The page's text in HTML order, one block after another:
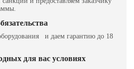
200
и даем гарантию до 18
для вас условиях